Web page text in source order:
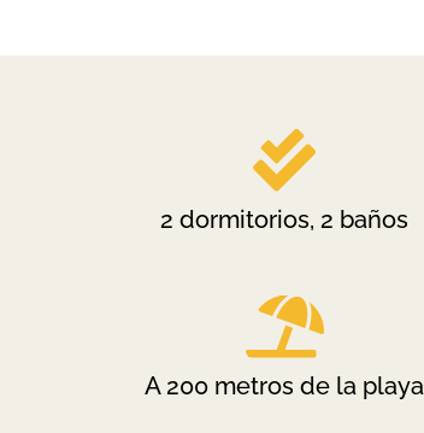

2 dormitorios, 2 baños

A 200 metros de la playa